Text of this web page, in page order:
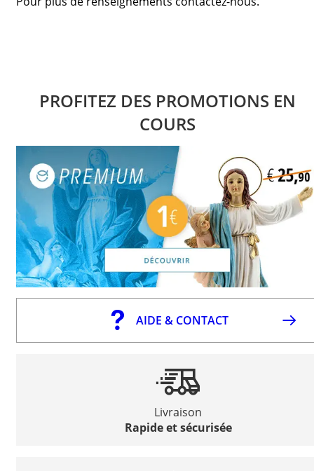
PROFITEZ DES PROMOTIONS EN
COURS
AIDE & CONTACT
Livraison
Rapide et sécurisée